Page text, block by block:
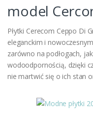
model
Płytki Cerecom Ceppo Di
eleganckim i
zarówno na podłogach,
wodoodpornością, dzięki
nie martwić się o ich stan